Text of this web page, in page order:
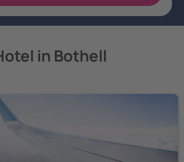
in Bothell